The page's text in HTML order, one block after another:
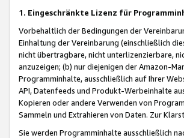
1. Eingeschränkte Lizenz für
Vorbehaltlich der Bedingungen der
Einhaltung der Vereinbarung (einschließlich
nicht übertragbare, nicht unterlizenzierbare,
anzuzeigen; (b) nur diejenigen der Amazon-
Programminhalte, ausschließlich auf Ihrer
API, Datenfeeds und Produkt-Werbeinhalte
Kopieren oder andere Verwenden von
Sammeln und Extrahieren von Daten. Zur
Sie werden Programminhalte ausschließlich